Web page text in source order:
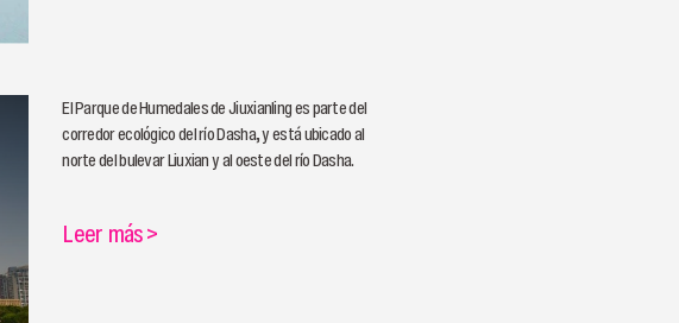
El Parque de Humedales de Jiuxianling es parte del
corredor ecológico del río Dasha, y está ubicado al
norte del bulevar Liuxian y al oeste del río Dasha.
Leer más>